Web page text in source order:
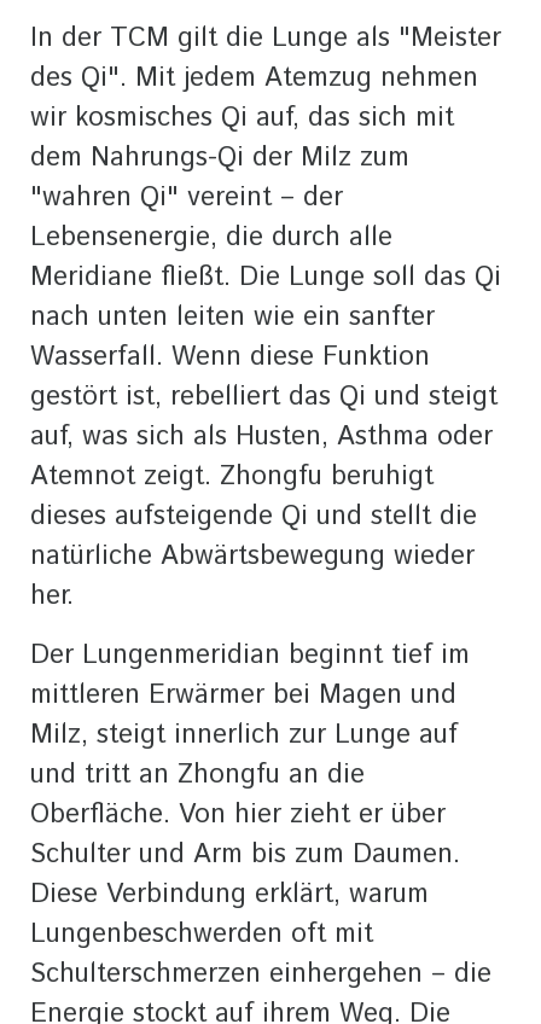
In der TCM gilt die Lunge als "Meister
des Qi". Mit jedem Atemzug nehmen
wir kosmisches Qi auf, das sich mit
dem Nahrungs-Qi der Milz zum
"wahren Qi" vereint – der
Lebensenergie, die durch alle
Meridiane fließt. Die Lunge soll das Qi
nach unten leiten wie ein sanfter
Wasserfall. Wenn diese Funktion
gestört ist, rebelliert das Qi und steigt
auf, was sich als Husten, Asthma oder
Atemnot zeigt. Zhongfu beruhigt
dieses aufsteigende Qi und stellt die
natürliche Abwärtsbewegung wieder
her.
Der Lungenmeridian beginnt tief im
mittleren Erwärmer bei Magen und
Milz, steigt innerlich zur Lunge auf
und tritt an Zhongfu an die
Oberfläche. Von hier zieht er über
Schulter und Arm bis zum Daumen.
Diese Verbindung erklärt, warum
Lungenbeschwerden oft mit
Schulterschmerzen einhergehen – die
Energie stockt auf ihrem Weg. Die